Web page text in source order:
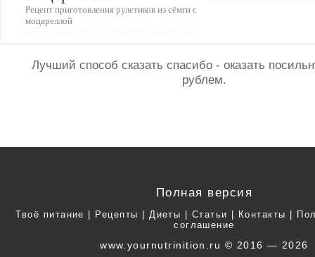
Рецепт приготовления рулетиков из сёмги с
моцареллой
Лучший способ сказать спасибо - оказать
рублем.
Полная версия
Твоё питание Рецепты Диеты Статьи Контакты
соглашение
www.yournutrinition.ru © 2016 — 2026